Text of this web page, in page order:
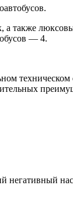
также
— 4.
техническом
негативный